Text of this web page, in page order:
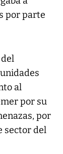
por parte
al
por su
por
sector del